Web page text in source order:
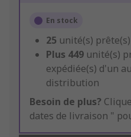
En stock
25 unité(s)
Plus 449 unité(s)
expédiée(s) d'un
distribution
Besoin de plus?
dates de livraison "